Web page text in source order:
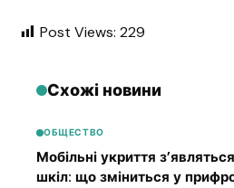
Post Views: 229
Схожі новини
ОБЩЕСТВО
Мобільні укриття
шкіл: що зміниться у